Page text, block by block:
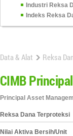
Industri Reksa
Indeks Reksa
Data & Alat Reksa
CIMB
Principal Asset
Reksa Dana Terproteksi
Nilai Aktiva Bersih/Unit